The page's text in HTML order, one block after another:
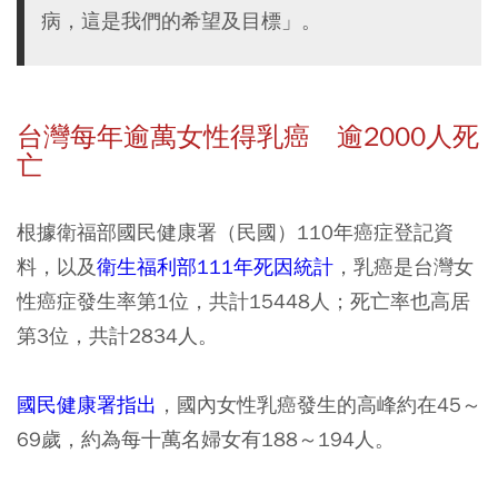
病，這是我們的希望及目標」。
台灣每年逾萬女性得乳癌 逾2000人死
亡
根據衛福部國民健康署（民國）110年癌症登記資
料，以及衛生福利部111年死因統計 ，乳癌是台灣女
性癌症發生率第1位，共計15448人；死亡率也高居
第3位，共計2834人。
國民健康署指出 ，國內女性乳癌發生的高峰約在45～
69歲，約為每十萬名婦女有188～194人。